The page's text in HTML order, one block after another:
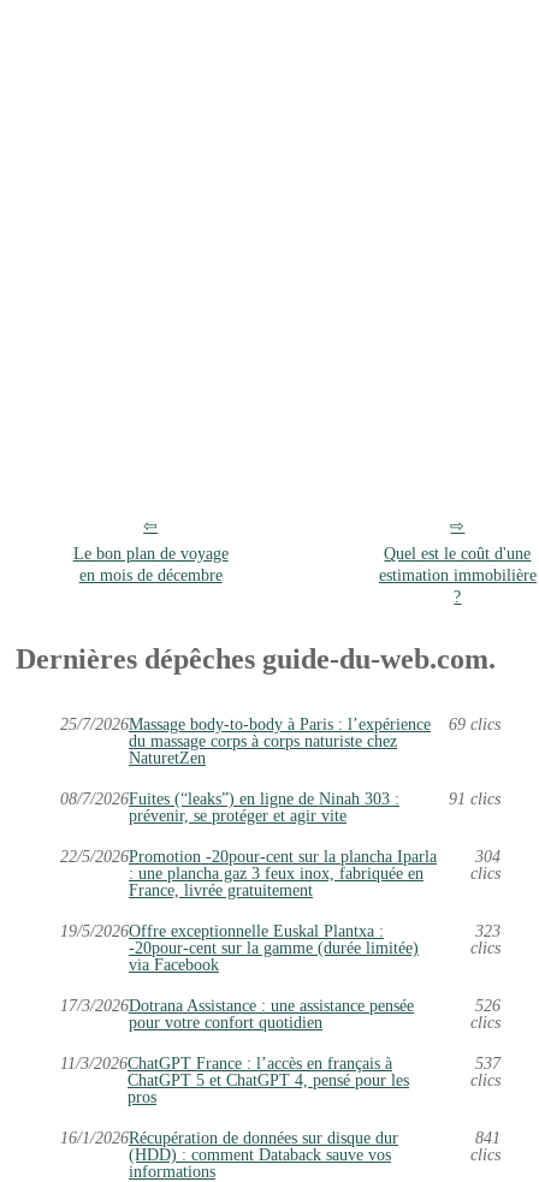
Le bon plan de voyage
en mois de décembre
Quel est le coût d'une
estimation immobilière
?
Dernières dépêches guide-du-web.com.
25/7/2026Massage body-to-body à Paris : l’expérience
du massage corps à corps naturiste chez
NaturetZen
69 clics
08/7/2026Fuites (“leaks”) en ligne de Ninah 303 :
prévenir, se protéger et agir vite
91 clics
22/5/2026Promotion -20pour-cent sur la plancha Iparla
: une plancha gaz 3 feux inox, fabriquée en
France, livrée gratuitement
304
clics
19/5/2026Offre exceptionnelle Euskal Plantxa :
-20pour-cent sur la gamme (durée limitée)
via Facebook
323
clics
17/3/2026Dotrana Assistance : une assistance pensée
pour votre confort quotidien
526
clics
11/3/2026ChatGPT France : l’accès en français à
ChatGPT 5 et ChatGPT 4, pensé pour les
pros
537
clics
16/1/2026Récupération de données sur disque dur
(HDD) : comment Databack sauve vos
informations
841
clics